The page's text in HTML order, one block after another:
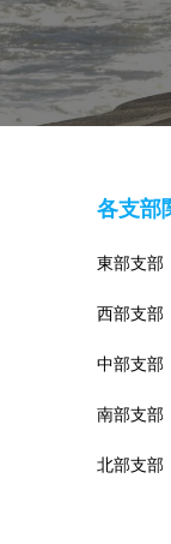
各支部
東部支部
西部支部
中部支部
南部支部
北部支部